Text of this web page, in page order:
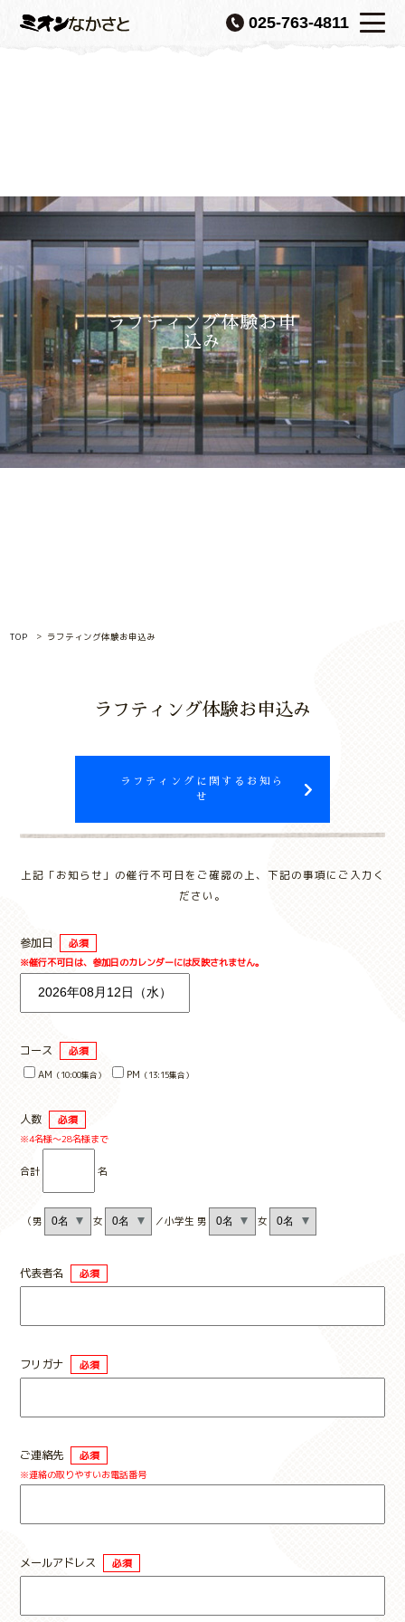
025-763-4811
ラフティング体験お申
込み
TOP ラフティング体験お申込み
ラフティング体験お申込み
ラフティングに関するお知ら
せ
上記「お知らせ」の催行不可日をご確認の上、下記の事項にご入力く
ださい。
参加日 必須
※催行不可日は、参加日のカレンダーには反映されません。
コース
必須
AM （10:00集合） PM （13:15集合）
人数 必須
※4名様～28名様まで
合計 名
（男 女 ／小学生 男 女
代表者名 必須
フリガナ 必須
ご連絡先 必須
※連絡の取りやすいお電話番号
メールアドレス 必須